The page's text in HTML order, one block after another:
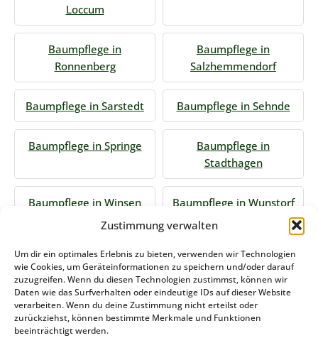
Zustimmung verwalten
Um dir ein optimales Erlebnis zu bieten, verwenden wir Technologien
wie Cookies, um Geräteinformationen zu speichern und/oder darauf
zuzugreifen. Wenn du diesen Technologien zustimmst, können wir
Daten wie das Surfverhalten oder eindeutige IDs auf dieser Website
verarbeiten. Wenn du deine Zustimmung nicht erteilst oder
zurückziehst, können bestimmte Merkmale und Funktionen
beeinträchtigt werden.
Loccum
Baumpflege in
Ronnenberg
Baumpflege in
Salzhemmendorf
Baumpflege in Sarstedt Baumpflege in Sehnde
Baumpflege in Springe
Baumpflege in
Stadthagen
Baumpflege in Winsen Baumpflege in Wunstorf
Jetzt Anfrage stellen
Zum Formular
Das könnte Sie auch interessieren